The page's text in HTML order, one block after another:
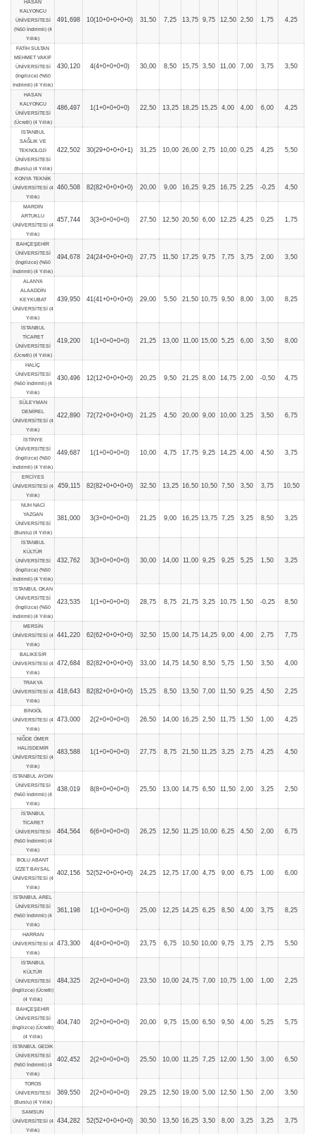
HASAN
KALYONCU
ÜNİVERSİTESİ
(%50 İndirimli) (4
Yıllık)
491,698 10(10+0+0+0+0) 31,50 7,25 13,75 9,75 12,50 2,50 1,75 4,25
FATİH SULTAN
MEHMET VAKIF
ÜNİVERSİTESİ
(İngilizce) (%50
İndirimli) (4 Yıllık)
430,120 4(4+0+0+0+0) 30,00 8,50 15,75 3,50 11,00 7,00 3,75 3,50
HASAN
KALYONCU
ÜNİVERSİTESİ
(Ücretli) (4 Yıllık)
486,497 1(1+0+0+0+0) 22,50 13,25 18,25 15,25 4,00 4,00 6,00 4,25
İSTANBUL
SAĞLIK VE
TEKNOLOJİ
ÜNİVERSİTESİ
(Burslu) (4 Yıllık)
422,502 30(29+0+0+0+1) 31,25 10,00 26,00 2,75 10,00 0,25 4,25 5,50
KONYA TEKNİK
ÜNİVERSİTESİ (4
Yıllık)
460,508 82(82+0+0+0+0) 20,00 9,00 16,25 9,25 16,75 2,25 -0,25 4,50
MARDİN
ARTUKLU
ÜNİVERSİTESİ (4
Yıllık)
457,744 3(3+0+0+0+0) 27,50 12,50 20,50 6,00 12,25 4,25 0,25 1,75
BAHÇEŞEHİR
ÜNİVERSİTESİ
(İngilizce) (%50
İndirimli) (4 Yıllık)
494,678 24(24+0+0+0+0) 27,75 11,50 17,25 9,75 7,75 3,75 2,00 3,50
ALANYA
ALAADDİN
KEYKUBAT
ÜNİVERSİTESİ (4
Yıllık)
439,950 41(41+0+0+0+0) 29,00 5,50 21,50 10,75 9,50 8,00 3,00 8,25
İSTANBUL
TİCARET
ÜNİVERSİTESİ
(Ücretli) (4 Yıllık)
419,200 1(1+0+0+0+0) 21,25 13,00 11,00 15,00 5,25 6,00 3,50 8,00
HALİÇ
ÜNİVERSİTESİ
(%50 İndirimli) (4
Yıllık)
430,496 12(12+0+0+0+0) 20,25 9,50 21,25 8,00 14,75 2,00 -0,50 4,75
SÜLEYMAN
DEMİREL
ÜNİVERSİTESİ (4
Yıllık)
422,890 72(72+0+0+0+0) 21,25 4,50 20,00 9,00 10,00 3,25 3,50 6,75
İSTİNYE
ÜNİVERSİTESİ
(İngilizce) (%50
İndirimli) (4 Yıllık)
449,687 1(1+0+0+0+0) 10,00 4,75 17,75 9,25 14,25 4,00 4,50 3,75
ERCİYES
ÜNİVERSİTESİ (4
Yıllık)
459,115 82(82+0+0+0+0) 32,50 13,25 16,50 10,50 7,50 3,50 3,75 10,50
NUH NACİ
YAZGAN
ÜNİVERSİTESİ
(Burslu) (4 Yıllık)
381,000 3(3+0+0+0+0) 21,25 9,00 16,25 13,75 7,25 3,25 8,50 3,25
İSTANBUL
KÜLTÜR
ÜNİVERSİTESİ
(İngilizce) (%50
İndirimli) (4 Yıllık)
432,762 3(3+0+0+0+0) 30,00 14,00 11,00 9,25 9,25 5,25 1,50 3,25
İSTANBUL OKAN
ÜNİVERSİTESİ
(İngilizce) (%50
İndirimli) (4 Yıllık)
423,535 1(1+0+0+0+0) 28,75 8,75 21,75 3,25 10,75 1,50 -0,25 8,50
MERSİN
ÜNİVERSİTESİ (4
Yıllık)
441,220 62(62+0+0+0+0) 32,50 15,00 14,75 14,25 9,00 4,00 2,75 7,75
BALIKESİR
ÜNİVERSİTESİ (4
Yıllık)
472,684 82(82+0+0+0+0) 33,00 14,75 14,50 8,50 5,75 1,50 3,50 4,00
TRAKYA
ÜNİVERSİTESİ (4
Yıllık)
418,643 82(82+0+0+0+0) 15,25 8,50 13,50 7,00 11,50 9,25 4,50 2,25
BİNGÖL
ÜNİVERSİTESİ (4
Yıllık)
473,000 2(2+0+0+0+0) 26,50 14,00 16,25 2,50 11,75 1,50 1,00 4,25
NİĞDE ÖMER
HALİSDEMİR
ÜNİVERSİTESİ (4
Yıllık)
483,588 1(1+0+0+0+0) 27,75 8,75 21,50 11,25 3,25 2,75 4,25 4,50
İSTANBUL AYDIN
ÜNİVERSİTESİ
(%50 İndirimli) (4
Yıllık)
438,019 8(8+0+0+0+0) 25,50 13,00 14,75 6,50 11,50 2,00 3,25 2,50
İSTANBUL
TİCARET
ÜNİVERSİTESİ
(%50 İndirimli) (4
Yıllık)
464,564 6(6+0+0+0+0) 26,25 12,50 11,25 10,00 6,25 4,50 2,00 6,75
BOLU ABANT
İZZET BAYSAL
ÜNİVERSİTESİ (4
Yıllık)
402,156 52(52+0+0+0+0) 24,25 12,75 17,00 4,75 9,00 6,75 1,00 6,00
İSTANBUL AREL
ÜNİVERSİTESİ
(%50 İndirimli) (4
Yıllık)
361,198 1(1+0+0+0+0) 25,00 12,25 14,25 6,25 8,50 4,00 3,75 8,25
HARRAN
ÜNİVERSİTESİ (4
Yıllık)
473,300 4(4+0+0+0+0) 23,75 6,75 10,50 10,00 9,75 3,75 2,75 5,50
İSTANBUL
KÜLTÜR
ÜNİVERSİTESİ
(İngilizce) (Ücretli)
(4 Yıllık)
484,325 2(2+0+0+0+0) 23,50 10,00 24,75 7,00 10,75 1,00 1,00 2,25
BAHÇEŞEHİR
ÜNİVERSİTESİ
(İngilizce) (Ücretli)
(4 Yıllık)
404,740 2(2+0+0+0+0) 20,00 9,75 15,00 6,50 9,50 4,00 5,25 5,75
İSTANBUL GEDİK
ÜNİVERSİTESİ
(%50 İndirimli) (4
Yıllık)
402,452 2(2+0+0+0+0) 25,50 10,00 11,25 7,25 12,00 1,50 3,00 6,50
TOROS
ÜNİVERSİTESİ
(Burslu) (4 Yıllık)
369,550 2(2+0+0+0+0) 29,25 12,50 19,00 5,00 12,50 1,50 2,00 3,50
SAMSUN
ÜNİVERSİTESİ (4
Yıllık)
434,282 52(52+0+0+0+0) 30,50 13,50 16,25 3,50 8,00 3,25 3,25 3,75